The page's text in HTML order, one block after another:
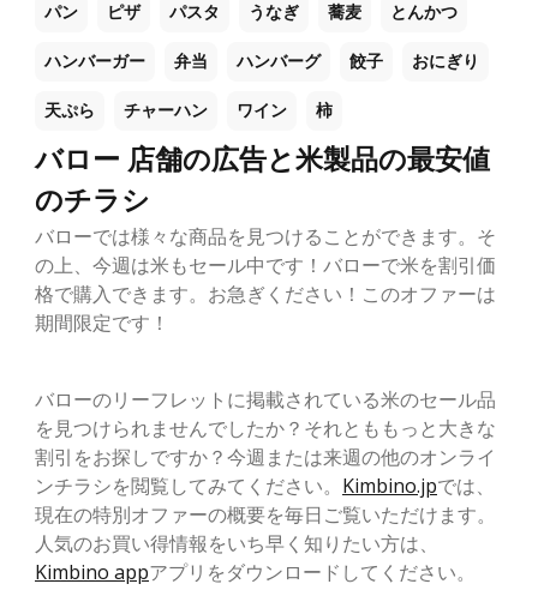
パン ピザ パスタ うなぎ 蕎麦 とんかつ
ハンバーガー 弁当 ハンバーグ 餃子 おにぎり
天ぷら チャーハン ワイン 柿
バロー 店舗の広告と米製品の最安値
のチラシ
バローでは様々な商品を見つけることができます。そ
の上、今週は米もセール中です！バローで米を割引価
格で購入できます。お急ぎください！このオファーは
期間限定です！
バローのリーフレットに掲載されている米のセール品
を見つけられませんでしたか？それとももっと大きな
割引をお探しですか？今週または来週の他のオンライ
ンチラシを閲覧してみてください。 Kimbino.jpでは、
現在の特別オファーの概要を毎日ご覧いただけます。
人気のお買い得情報をいち早く知りたい方は、
Kimbino appアプリをダウンロードしてください。